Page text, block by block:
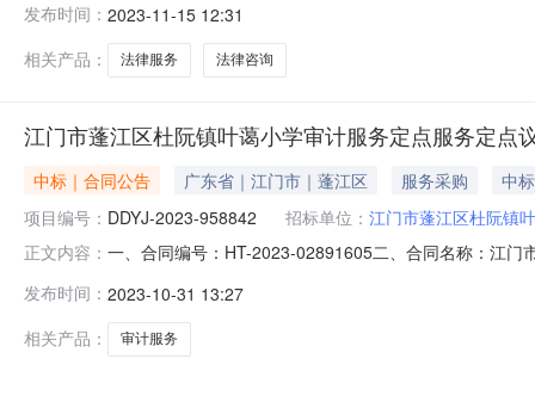
律咨询1项（五）议价发起时间：2023年11月15日二、
（一）被邀请的供
发布时间： 2023-11-15 12:31
相关产品：
法律服务 法律咨询
江门市蓬江区杜阮镇叶蔼小学审计服务定点服务定点
中标｜合同公告 广东省｜江门市｜蓬江区 服务采购
中
项目编号： DDYJ-2023-958842 招标单位： 江门市蓬江区杜阮镇
正文内容： 一、合同编号：HT-2023-02891605二、合同名称：江
3650357供应商（乙方）：广东南大会计师事务所（普
发布时间： 2023-10-31 13:27
相关产品：
审计服务